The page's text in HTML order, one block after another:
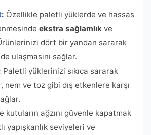
: Özellikle paletli yüklerde ve hassas
ekstra sağlamlık ve
dört bir yandan sararak
ulaşmasını sağlar.
Paletli yüklerinizi sıkıca sararak
nem ve toz gibi dış etkenlere karşı
kutuların ağzını güvenle kapatmak
yapışkanlık seviyeleri ve